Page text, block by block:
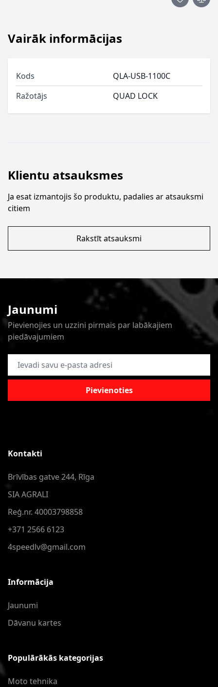
Vairāk informācijas
Kods
QLA-USB-1100C
Ražotājs
QUAD LOCK
Klientu atsauksmes
Ja esat izmantojis šo produktu, padalies ar atsauksmi
citiem
Rakstīt atsauksmi
Jaunumi
Pievienojies un uzzini pirmais par labākajiem
piedāvajumiem
E-pasta adrese
Pievienoties
Kontakti
Brīvības gatve 244, Rīga
SIA AGRALI
Reģ.nr. 40003798858
+371 2566 6123
4speedlv@gmail.com
Informācija
Jaunumi
Dāvanu kartes
Populārākās kategorijas
Moto tehnika